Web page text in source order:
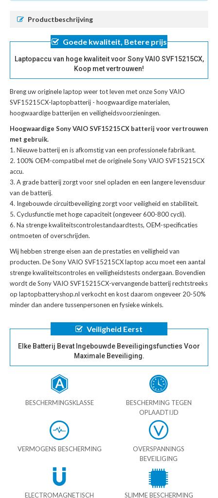
Productbeschrijving
Goede kwaliteit, Betere prijs
Laptopaccu van hoge kwaliteit voor Sony VAIO SVF15215CX,
Koop met vertrouwen!
Breng uw originele laptop weer tot leven met onzeSony VAIO
SVF15215CX-laptopbatterij - hoogwaardige materialen,
hoogwaardige batterijen en veiligheidsvoorzieningen.
Hoogwaardige Sony VAIO SVF15215CX batterij voor vertrouwen
met gebruik.
Nieuwe batterij en is afkomstig van een professionele fabrikant.
100% OEM-compatibel met deoriginele Sony VAIO SVF15215CX
accu.
A grade batterij zorgt voor snel opladen en een langere levensduur
van de batterij.
Ingebouwde circuitbeveiliging zorgt voor veiligheid en stabiliteit.
Cyclusfunctie met hoge capaciteit (ongeveer 600-800 cycli).
Na strenge kwaliteitscontrolestandaardtests, OEM-specificaties
ontmoeten of overschrijden.
Wij hebben strenge eisen aan de prestaties en veiligheid van
producten. DeSony VAIO SVF15215CX laptop accu moet een aantal
strenge kwaliteitscontroles en veiligheidstests ondergaan. Bovendien
wordt deSony VAIO SVF15215CX-vervangende batterijrechtstreeks
op laptopbatteryshop.nl verkocht en kost daarom ongeveer 20-50%
minder dan andere tussenpersonen en fysieke winkels.
Veiligheid Eerst
Elke Batterij Bevat Ingebouwde Beveiligingsfuncties Voor
Maximale Beveiliging.
BESCHERMINGSKLASSE
BESCHERMING TEGEN
OPLAADTIJD
VERMOGENS BESCHERMING
OVERSPANNINGS
BEVEILIGING
ELECTROMAGNETISCH SLIMME BESCHERMING